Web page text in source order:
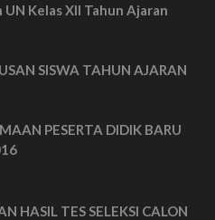
Kelas XII Tahun Ajaran
SISWA TAHUN AJARAN
PESERTA DIDIK BARU
HASIL TES SELEKSI CALON